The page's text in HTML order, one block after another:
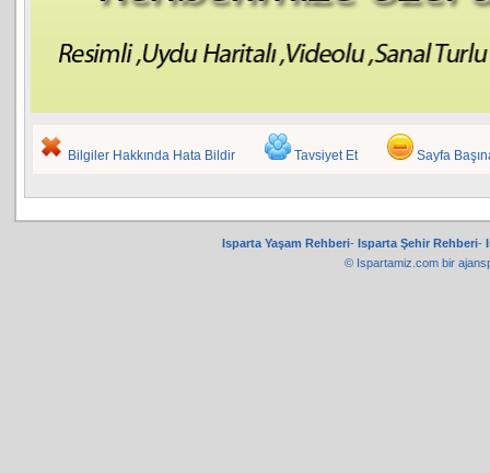
Bilgiler Hakkında Hata Bildir Tavsiyet Et Sayfa
Isparta Yaşam Rehberi- Isparta Şehir Rehberi-
© Ispartamiz.com bir